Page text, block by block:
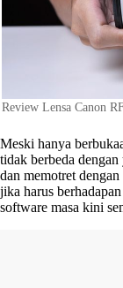
Review Lensa Canon
Meski hanya
tidak berbeda
dan memotret
jika harus
software masa kini